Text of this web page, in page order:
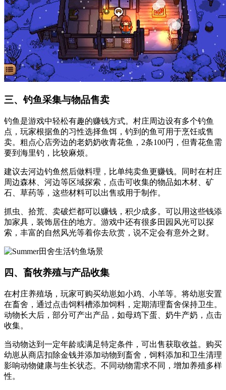
三、钓鱼采集与物品售卖
钓鱼是游戏中轻松有趣的赚钱方式。村庄周边设有多个钓鱼
点，玩家根据鱼的习性选择鱼饵，钓到的鱼可用于烹饪或售
卖。粗点心店旁边的老奶奶收青花鱼，2条100円，但青花鱼需
要到海里钓，比较麻烦。
建议去河边钓鱼然后做料理，比单纯卖鱼更赚钱。同时在村庄
周边森林、河边等区域探索，点击可收集的物品如木材、矿
石、草药等，这些材料可以出售或用于制作。
抓虫、拾荒、卖破烂都可以赚钱，积少成多。可以用这些钱添
加家具，装饰居住的地方。游戏中还有很多田园风光可以探
索，丰富的自然风光等着你去欣赏，说不定会有意外之财。
四、畜牧养殖与产品收集
在村庄养殖场，玩家可购买幼崽如小鸡、小羊等。将幼崽安置
在畜舍，通过点击饲料槽添加饲料，定期清理畜舍保持卫生。
动物长大后，部分可产出产品，如母鸡下蛋、奶牛产奶，点击
收集。
当动物达到一定年龄或满足特定条件，可出售获取收益。购买
幼崽从商店扣除金钱并添加动物到畜舍，饲料添加和卫生清理
影响动物健康与生长状态。不同动物需求不同，增加养殖多样
性。